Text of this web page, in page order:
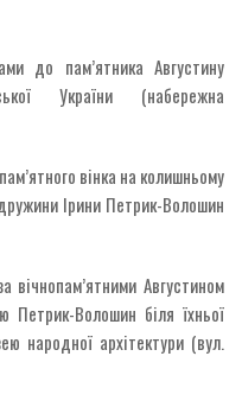
до пам’ятника Августину
України (набережна
вінка на колишньому
Ірини Петрик-Волошин
вічнопам’ятними Августином
Волошин біля їхньої
народної архітектури (вул.